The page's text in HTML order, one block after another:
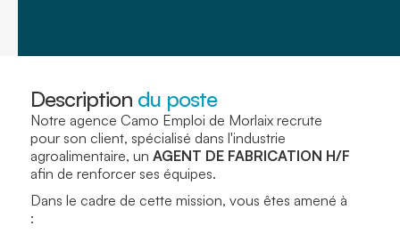
Description du poste
Notre agence Camo Emploi de Morlaix recrute
pour son client, spécialisé dans l'industrie
agroalimentaire, un AGENT DE FABRICATION H/F
afin de renforcer ses équipes.
Dans le cadre de cette mission, vous êtes amené à
: